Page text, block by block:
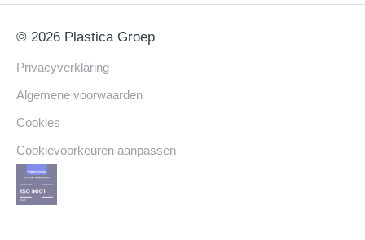
© 2026 Plastica Groep
Privacyverklaring
Algemene voorwaarden
Cookies
Cookievoorkeuren aanpassen